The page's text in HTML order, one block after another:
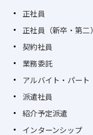
正社員
正社員（新卒・第二）
契約社員
業務委託
アルバイト・パート
派遣社員
紹介予定派遣
インターンシップ